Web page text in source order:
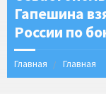
Гапешина
России по
Главная Главная